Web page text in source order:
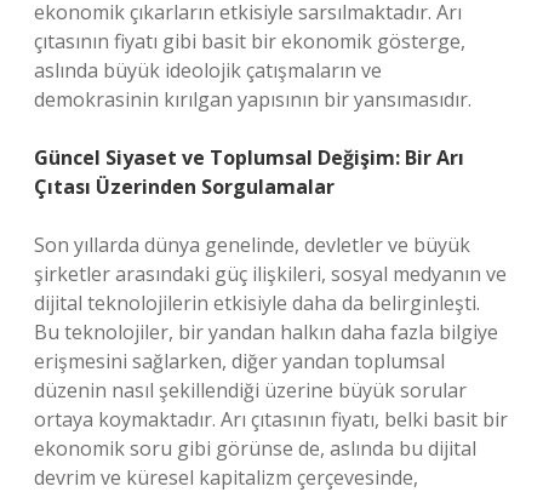
ekonomik çıkarların etkisiyle sarsılmaktadır. Arı
çıtasının fiyatı gibi basit bir ekonomik gösterge,
aslında büyük ideolojik çatışmaların ve
demokrasinin kırılgan yapısının bir yansımasıdır.
Güncel Siyaset ve Toplumsal Değişim: Bir Arı
Çıtası Üzerinden Sorgulamalar
Son yıllarda dünya genelinde, devletler ve büyük
şirketler arasındaki güç ilişkileri, sosyal medyanın ve
dijital teknolojilerin etkisiyle daha da belirginleşti.
Bu teknolojiler, bir yandan halkın daha fazla bilgiye
erişmesini sağlarken, diğer yandan toplumsal
düzenin nasıl şekillendiği üzerine büyük sorular
ortaya koymaktadır. Arı çıtasının fiyatı, belki basit bir
ekonomik soru gibi görünse de, aslında bu dijital
devrim ve küresel kapitalizm çerçevesinde,